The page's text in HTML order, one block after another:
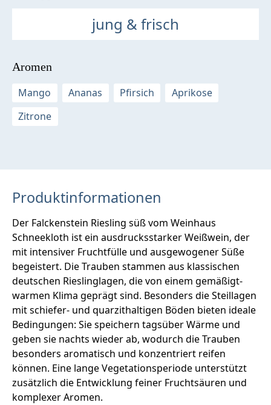
jung & frisch
Aromen
Mango
Ananas Pfirsich
Aprikose
Zitrone
Produktinformationen
Der Falckenstein Riesling süß vom Weinhaus
Schneekloth ist ein ausdrucksstarker Weißwein, der
mit intensiver Fruchtfülle und ausgewogener Süße
begeistert. Die Trauben stammen aus klassischen
deutschen Rieslinglagen, die von einem gemäßigt-
warmen Klima geprägt sind. Besonders die Steillagen
mit schiefer- und quarzithaltigen Böden bieten ideale
Bedingungen: Sie speichern tagsüber Wärme und
geben sie nachts wieder ab, wodurch die Trauben
besonders aromatisch und konzentriert reifen
können. Eine lange Vegetationsperiode unterstützt
zusätzlich die Entwicklung feiner Fruchtsäuren und
komplexer Aromen.